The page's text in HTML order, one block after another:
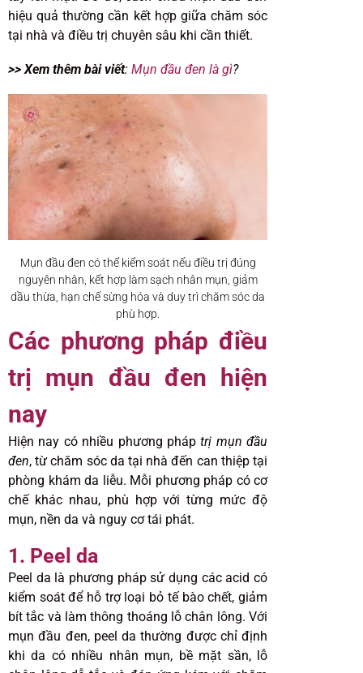
hiệu quả thường cần kết hợp giữa chăm sóc
tại nhà và điều trị chuyên sâu khi cần thiết.
>> Xem thêm bài viết: Mụn đầu đen là gì?
Mụn đầu đen có thể kiểm soát nếu điều trị đúng
nguyên nhân, kết hợp làm sạch nhân mụn, giảm
dầu thừa, hạn chế sừng hóa và duy trì chăm sóc da
phù hợp.
Các phương pháp điều
trị mụn đầu đen hiện
nay
Hiện nay có nhiều phương pháptrị mụn đầu
đen, từ chăm sóc da tại nhà đến can thiệp tại
phòng khám da liễu. Mỗi phương pháp có cơ
chế khác nhau, phù hợp với từng mức độ
mụn, nền da và nguy cơ tái phát.
1. Peel da
Peel da là phương pháp sử dụng các acid có
kiểm soát để hỗ trợ loại bỏ tế bào chết, giảm
bít tắc và làm thông thoáng lỗ chân lông. Với
mụn đầu đen, peel da thường được chỉ định
khi da có nhiều nhân mụn, bề mặt sần, lỗ